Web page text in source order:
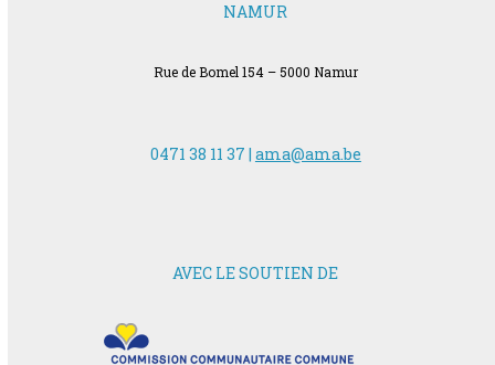
NAMUR
Rue de Bomel 154 – 5000 Namur
0471 38 11 37 | ama@ama.be
AVEC LE SOUTIEN DE